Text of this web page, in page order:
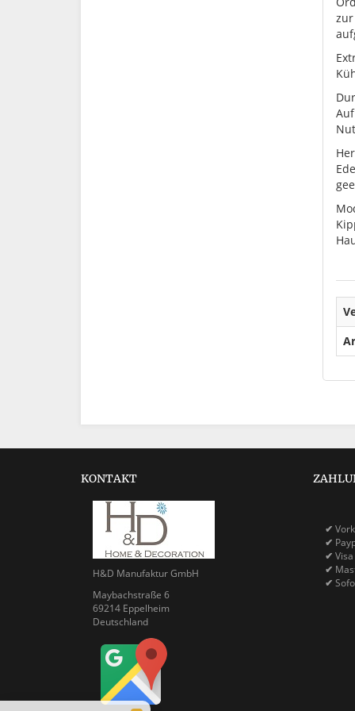
KONTAKT
H&D Manufaktur GmbH
Maybachstraße 6
69214 Eppelheim
Deutschland
✔
✔
✔ Visa
✔
✔